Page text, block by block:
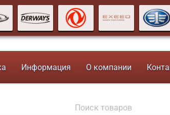
Информация О компании